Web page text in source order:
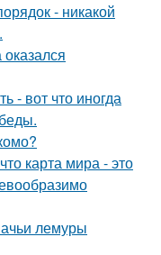
- никакой
- вот что иногда
карта мира - это
лемуры